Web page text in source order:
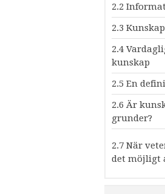
2.2
2.3
2.4
kunskap
2.5 En
2.6 Är
grunder?
2.7 När
det möjligt